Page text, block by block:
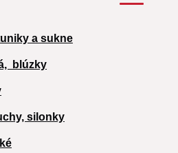
a sukne
blúzky
silonky